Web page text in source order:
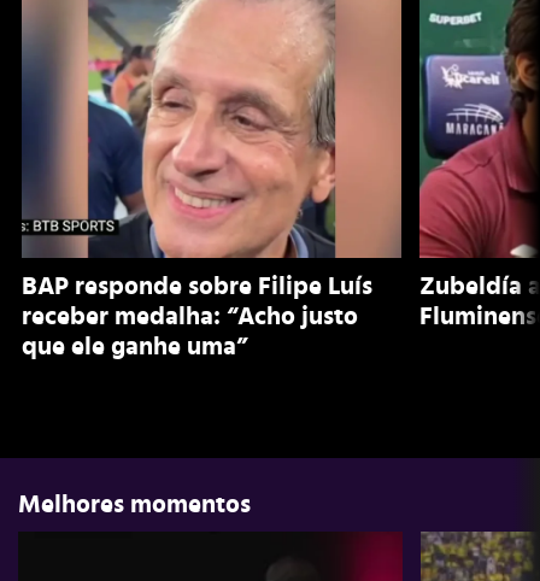
BAP responde sobre Filipe Luís
receber medalha: “Acho justo
que ele ganhe uma”
Zubeldía
Melhores momentos